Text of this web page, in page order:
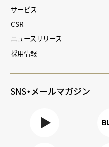
サービス
CSR
ニュースリリース
採用情報
SNS・メールマガジン